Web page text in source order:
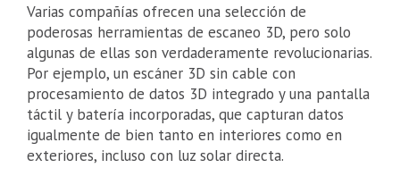
Varias compañías ofrecen una selección de
poderosas herramientas de escaneo 3D, pero solo
algunas de ellas son verdaderamente revolucionarias.
Por ejemplo, un escáner 3D sin cable con
procesamiento de datos 3D integrado y una pantalla
táctil y batería incorporadas, que capturan datos
igualmente de bien tanto en interiores como en
exteriores, incluso con luz solar directa.